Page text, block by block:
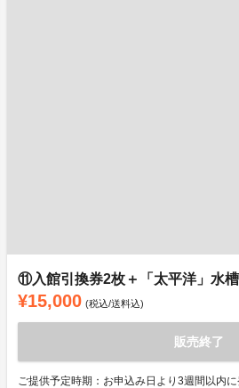
⑪入館引換券2枚＋「太平洋」水
¥15,000 (税込/送料込)
販売終了
ご提供予定時期：お申込み日より3週間以内に